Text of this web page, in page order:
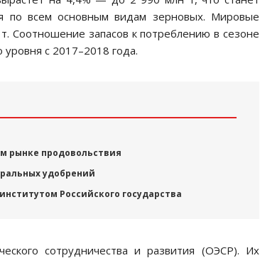
по всем основным видам зерновых. Мировые
Соотношение запасов к потреблению в сезоне
с 2017–2018 года.
рынке продовольствия
удобрений
Российского государства
сотрудничества и развития (ОЭСР). Их